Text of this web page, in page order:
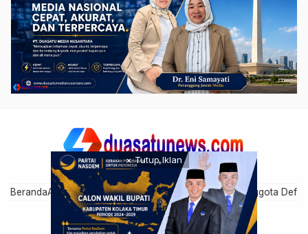
BerandaArtikel AnggotaCari AnggotaDisclaimerGrup Anggota
× Tutup Iklan